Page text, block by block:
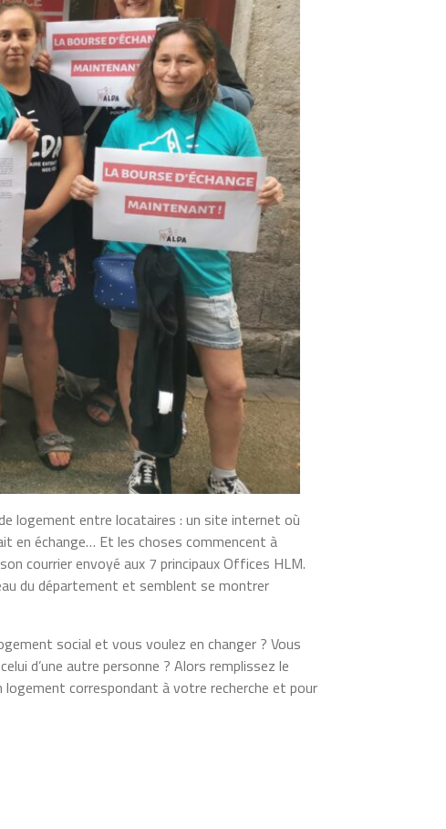
logement entre locataires : un site internet où
en échange… Et les choses commencent à
courrier envoyé aux 7 principaux Offices HLM.
du département et semblent se montrer
social et vous voulez en changer ? Vous
d’une autre personne ? Alors remplissez le
correspondant à votre recherche et pour